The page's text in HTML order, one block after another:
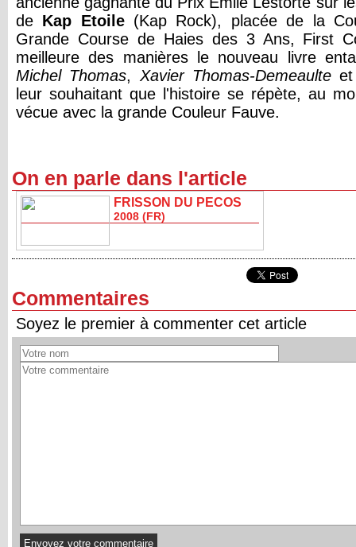
de Kap Etoile(Kap Rock), placée de la
Grande Course de Haies des 3 Ans, First
meilleure des manières le nouveau livre
Michel Thomas, Xavier Thomas-Demeaulteet
leur souhaitant que l'histoire se répète, au
vécue avec la grande Couleur Fauve.
On en parle dans l'article
FRISSON DU PECOS
2008 (FR)
Commentaires
Soyez le premier à commenter cet article